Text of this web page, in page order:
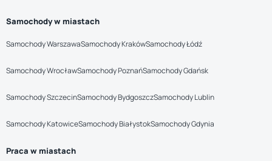
Samochody w miastach
Samochody WarszawaSamochody KrakówSamochody Łódź
Samochody WrocławSamochody PoznańSamochody Gdańsk
Samochody SzczecinSamochody BydgoszczSamochody Lublin
Samochody KatowiceSamochody BiałystokSamochody Gdynia
Praca w miastach